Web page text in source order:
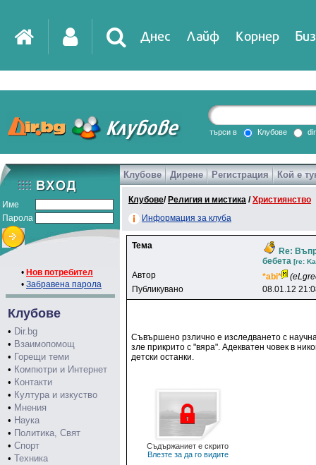
Днес Лайф Корнер
DirTV Impressio
Games
търси в Клубове
Име
Парола
• Нов потребител
• Забравена парола
Клубове
• Dir.bg
• Взаимопомощ
• Горещи теми
• Компютри и Интернет
• Контакти
• Култура и изкуство
• Мнения
• Наука
• Политика, Свят
• Спорт
• Техника
Клубове Дирене Регистрация Кой е
Клубове/ Религия и мистика /Християнство
Информация за клуба
Тема
Re:
бебета [re:
Автор *abi*
Публикувано
08.01.12
Съвършено рзлично е изследването с
зле прикрито с "вяра". Адекватен човек в
детски останки.
Съдържаниет е скрито
Влезте за да го видите